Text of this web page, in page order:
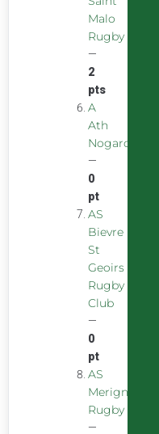
Malo
Rugby
—
2
pts
A
Ath
Nogarolienne
—
0
pt
AS
Bievre
St
Geoirs
Rugby
Club
—
0
pt
AS
Merignac
Rugby
—